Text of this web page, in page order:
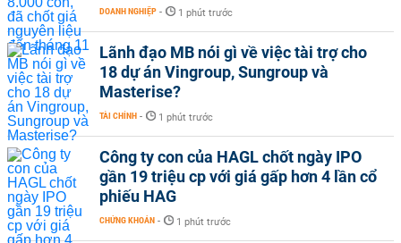
DOANH NGHIỆP - 1 phút trước
Lãnh đạo MB nói gì về việc tài trợ cho
18 dự án Vingroup, Sungroup và
Masterise?
TÀI CHÍNH - 1 phút trước
Công ty con của HAGL chốt ngày IPO
gần 19 triệu cp với giá gấp hơn 4 lần cổ
phiếu HAG
CHỨNG KHOÁN - 1 phút trước